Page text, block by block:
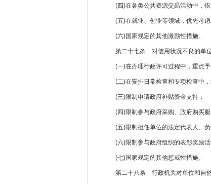
(四)在各类公共资源交易活动中，依
(五)在就业、创业等领域，优先考虑
(六)国家规定的其他激励性措施。
第二十七条 对信用状况不良的单位
(一)在办理行政许可过程中，重点予
(二)在安排日常检查和专项检查中，
(三)限制申请政府补贴资金支持；
(四)限制参与政府采购、政府购买服
(五)限制担任单位的法定代表人、负
(六)限制参与政府组织的表彰奖励活
(七)国家规定的其他惩戒性措施。
第二十八条 行政机关对单位和自然